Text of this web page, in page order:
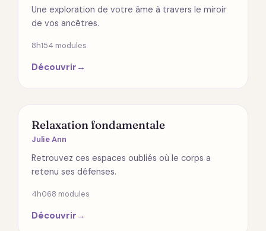
Une exploration de votre âme à travers le miroir
de vos ancêtres.
8h154 modules
Découvrir →
SPIRITUALITÉ
Relaxation fondamentale
Julie Ann
Retrouvez ces espaces oubliés où le corps a
retenu ses défenses.
4h068 modules
Découvrir →